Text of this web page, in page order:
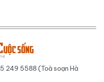
249 5588 (Toà soạn Hà